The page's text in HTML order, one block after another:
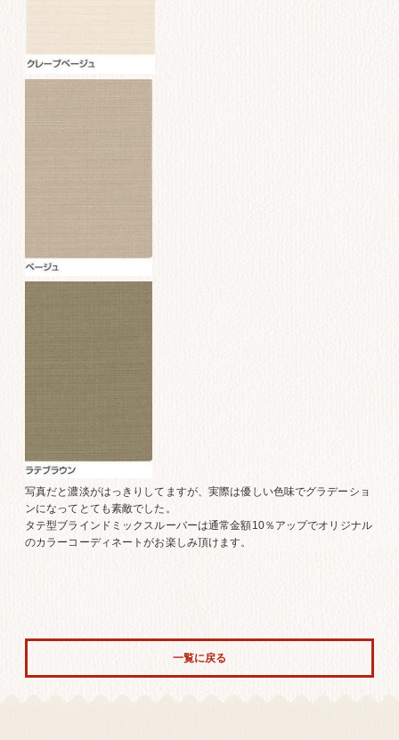
写真だと濃淡がはっきりしてますが、実際は優しい色味でグラデーショ
ンになってとても素敵でした。
タテ型ブラインドミックスルーバーは通常金額10％アップでオリジナル
のカラーコーディネートがお楽しみ頂けます。
一覧に戻る